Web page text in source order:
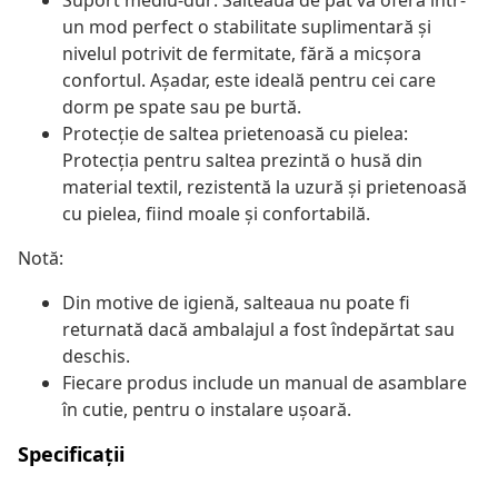
un mod perfect o stabilitate suplimentară și
nivelul potrivit de fermitate, fără a micșora
confortul. Așadar, este ideală pentru cei care
dorm pe spate sau pe burtă.
Protecție de saltea prietenoasă cu pielea:
Protecția pentru saltea prezintă o husă din
material textil, rezistentă la uzură și prietenoasă
cu pielea, fiind moale și confortabilă.
Notă:
Din motive de igienă, salteaua nu poate fi
returnată dacă ambalajul a fost îndepărtat sau
deschis.
Fiecare produs include un manual de asamblare
în cutie, pentru o instalare ușoară.
Specificații